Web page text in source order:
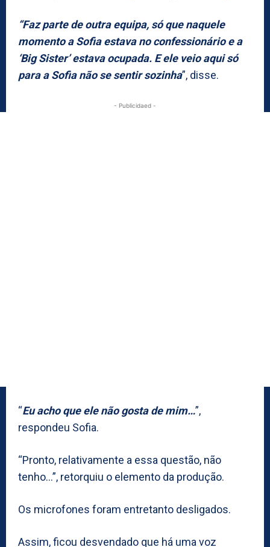
“Faz parte de outra equipa, só que naquele
momento a Sofia estava no confessionário e a
‘Big Sister’ estava ocupada. E ele veio aqui só
para a Sofia não se sentir sozinha”, disse.
- Publicidaed -
“Eu acho que ele não gosta de mim…”,
respondeu Sofia.
“Pronto, relativamente a essa questão, não
tenho…”, retorquiu o elemento da produção.
Os microfones foram entretanto desligados.
Assim, ficou desvendado que há uma voz